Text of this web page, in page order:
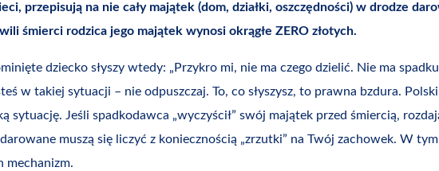
przepisują na nie cały majątek (dom, działki, oszczędności) w drodze
śmierci rodzica jego majątek wynosi okrągłe ZERO złotych.
dziecko słyszy wtedy: „Przykro mi, nie ma czego dzielić. Nie ma
w takiej sytuacji – nie odpuszczaj. To, co słyszysz, to prawna bzdura.
sytuację. Jeśli spadkodawca „wyczyścił” swój majątek przed śmiercią,
muszą się liczyć z koniecznością „zrzutki” na Twój zachowek. W
mechanizm.